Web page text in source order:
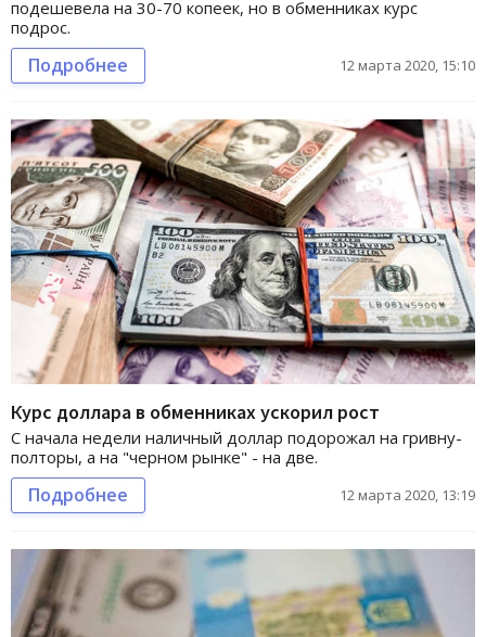
подешевела на 30-70 копеек, но в обменниках курс
подрос.
Подробнее 12 марта 2020, 15:10
Курс доллара в обменниках ускорил рост
С начала недели наличный доллар подорожал на гривну-
полторы, а на "черном рынке" - на две.
Подробнее 12 марта 2020, 13:19